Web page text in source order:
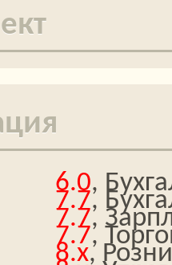
6.0,
7.7,
7.7,
7.7,
8.x,